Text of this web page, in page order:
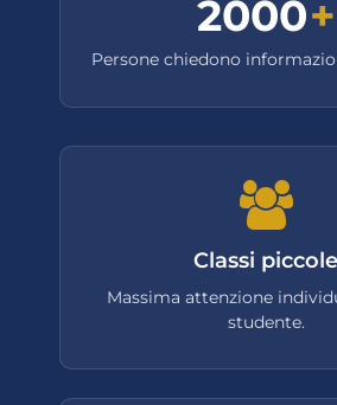
2000+
Persone chiedono
Classi piccole
Massima attenzione
studente.